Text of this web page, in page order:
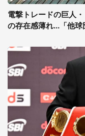
電撃トレードの巨人
の存在感薄れ...「他